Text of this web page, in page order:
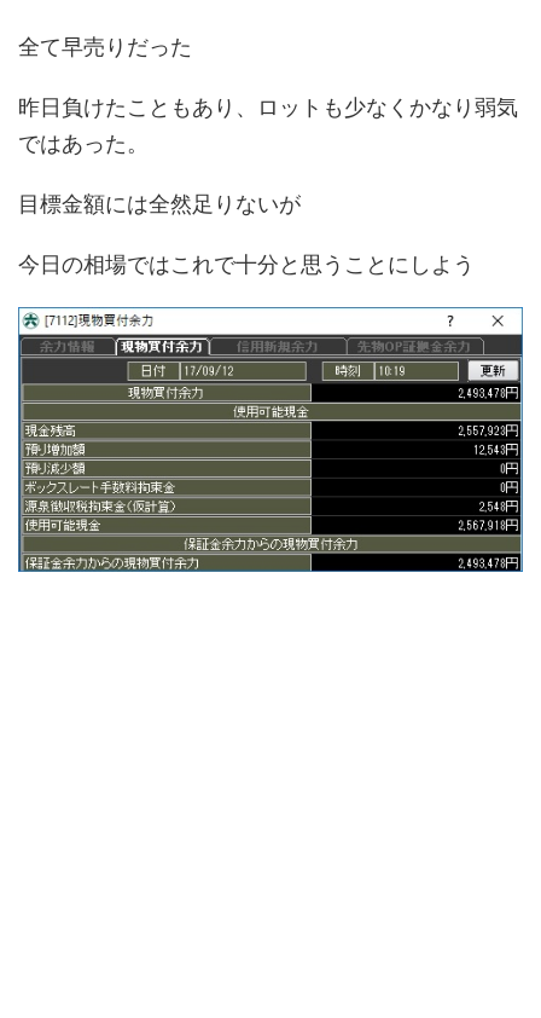
全て早売りだった
昨日負けたこともあり、ロットも少なくかなり弱気
ではあった。
目標金額には全然足りないが
今日の相場ではこれで十分と思うことにしよう